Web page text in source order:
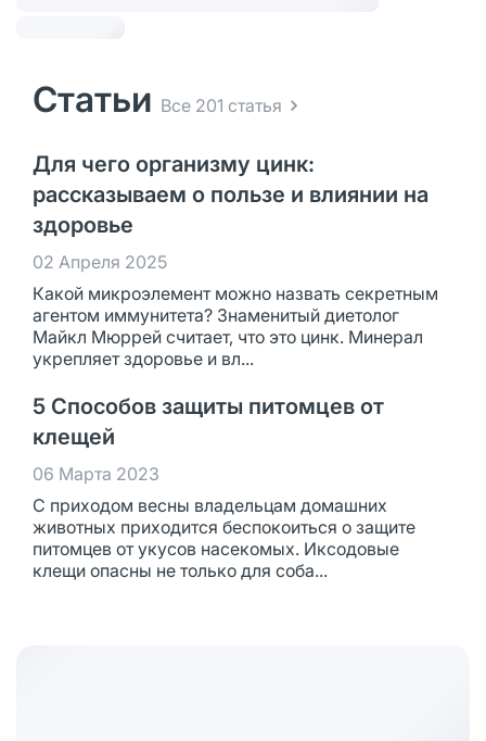
Статьи Все 201 статья
Для чего организму цинк:
рассказываем о пользе и влиянии на
здоровье
02 Апреля 2025
Какой микроэлемент можно назвать секретным
агентом иммунитета? Знаменитый диетолог
Майкл Мюррей считает, что это цинк. Минерал
укрепляет здоровье и вл...
5 Способов защиты питомцев от
клещей
06 Марта 2023
С приходом весны владельцам домашних
животных приходится беспокоиться о защите
питомцев от укусов насекомых. Иксодовые
клещи опасны не только для соба...